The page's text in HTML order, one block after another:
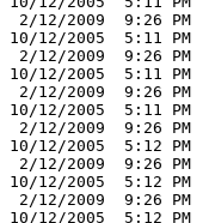
2/12/2009  9:26 PM
10/12/2005  5:11 PM
2/12/2009  9:26 PM
10/12/2005  5:11 PM
2/12/2009  9:26 PM
10/12/2005  5:11 PM
2/12/2009  9:26 PM
10/12/2005  5:12 PM
2/12/2009  9:26 PM
10/12/2005  5:12 PM
2/12/2009  9:26 PM
10/12/2005  5:12 PM